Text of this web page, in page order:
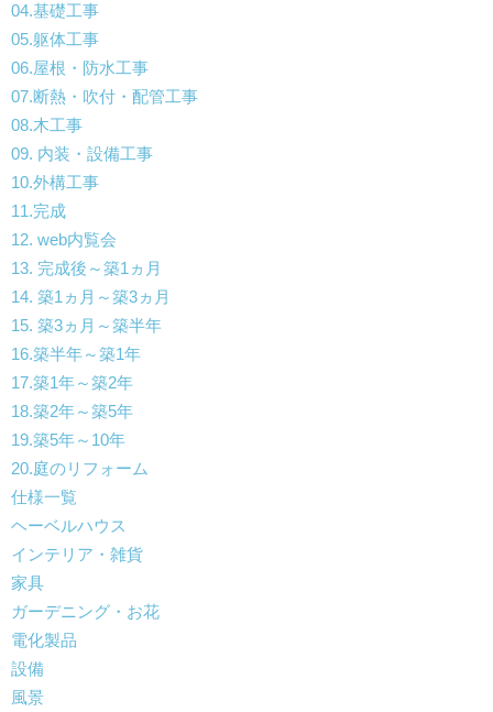
04.基礎工事
05.躯体工事
06.屋根・防水工事
07.断熱・吹付・配管工事
08.木工事
09. 内装・設備工事
10.外構工事
11.完成
12. web内覧会
13. 完成後～築1ヵ月
14. 築1ヵ月～築3ヵ月
15. 築3ヵ月～築半年
16.築半年～築1年
17.築1年～築2年
18.築2年～築5年
19.築5年～10年
20.庭のリフォーム
仕様一覧
ヘーベルハウス
インテリア・雑貨
家具
ガーデニング・お花
電化製品
設備
風景